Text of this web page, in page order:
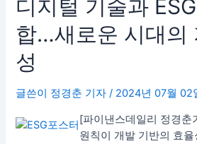
디지털 기술과
합…새로운 시대의
성
글쓴이 정경춘 기자/ 2024년 07월 02
[파이낸스데일리 정경춘
원칙이 개발 기반의 효
털
기
술
ESG
영